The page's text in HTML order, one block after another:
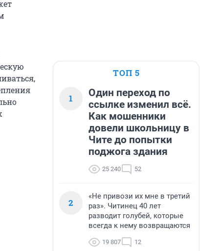
ТОП 5
1
Один переход по
ссылке изменил всё.
Как мошенники
довели школьницу в
Чите до попытки
поджога здания
25 240 52
2
«Не привози их мне в третий
раз». Читинец 40 лет
разводит голубей, которые
всегда к нему возвращаются
19 807 12